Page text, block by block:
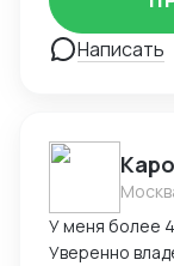
запросы
заявленную
рынков
Ведение
сертификаты,
Написать
У меня более
Уверенно